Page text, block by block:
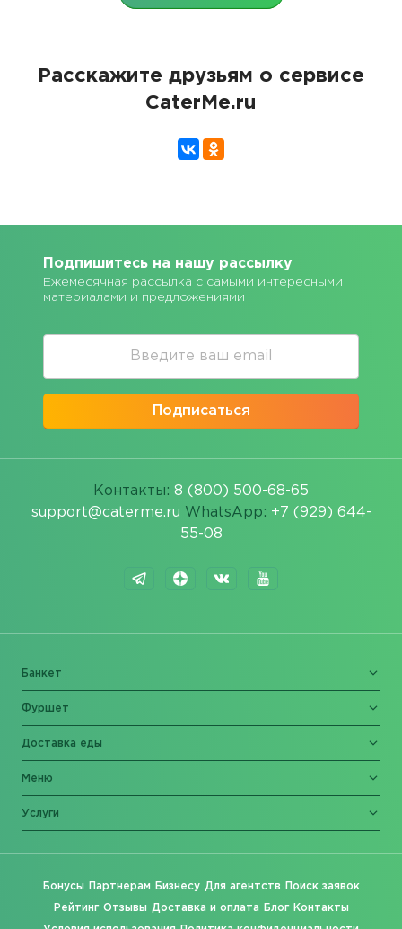
Расскажите друзьям о сервисе
CaterMe.ru
Подпишитесь на нашу рассылку
Ежемесячная рассылка с самыми интересными
материалами и предложениями
Подписаться
Контакты: 8 (800) 500-68-65
support@caterme.ru WhatsApp: +7 (929) 644-
55-08
Банкет
Фуршет
Доставка еды
Меню
Услуги
Бонусы Партнерам Бизнесу Для агентств Поиск заявок
Рейтинг Отзывы Доставка и оплата Блог Контакты